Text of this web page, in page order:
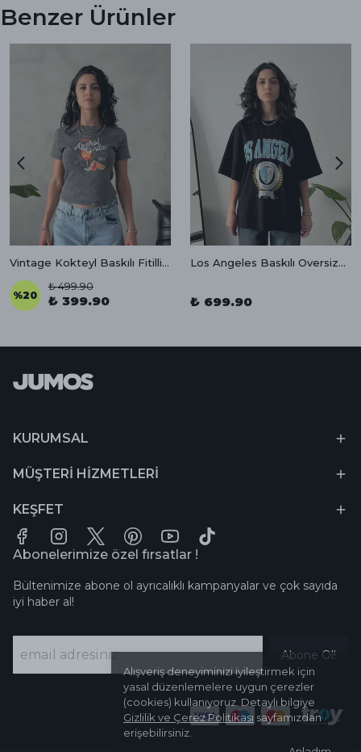
Alışveriş deneyiminizi iyileştirmek için
yasal düzenlemelere uygun çerezler
(cookies) kullanıyoruz. Detaylı bilgiye
Gizlilik ve Çerez Politikası sayfamızdan
erişebilirsiniz.
Benzer Ürünler
Vintage Kokteyl Baskılı Fitilli Baby Tee
%20
₺ 499.90
₺ 399.90
Los Angeles Baskılı Oversize Siyah Tişört
₺ 699.90
KURUMSAL
MÜŞTERİ HİZMETLERİ
KEŞFET
Abonelerimize özel fırsatlar !
Bültenimize abone ol ayrıcalıklı kampanyalar ve çok sayıda
iyi haber al!
Abone Ol!